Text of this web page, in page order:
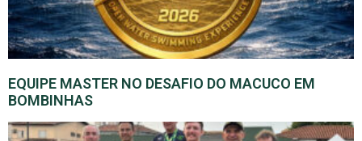
EQUIPE MASTER NO DESAFIO DO MACUCO EM
BOMBINHAS